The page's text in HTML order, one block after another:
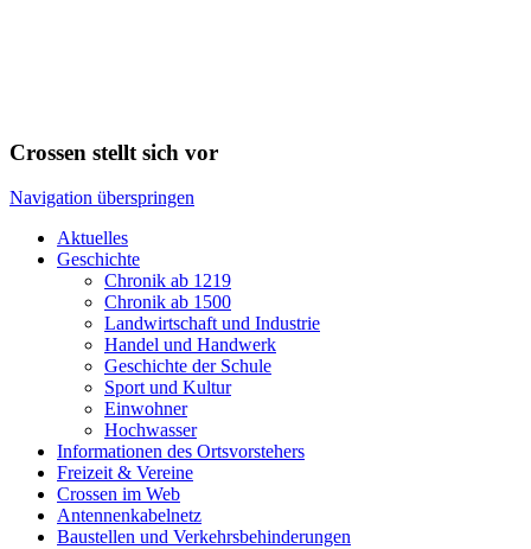
Crossen stellt sich vor
Navigation überspringen
Aktuelles
Geschichte
Chronik ab 1219
Chronik ab 1500
Landwirtschaft und Industrie
Handel und Handwerk
Geschichte der Schule
Sport und Kultur
Einwohner
Hochwasser
Informationen des Ortsvorstehers
Freizeit & Vereine
Crossen im Web
Antennenkabelnetz
Baustellen und Verkehrsbehinderungen